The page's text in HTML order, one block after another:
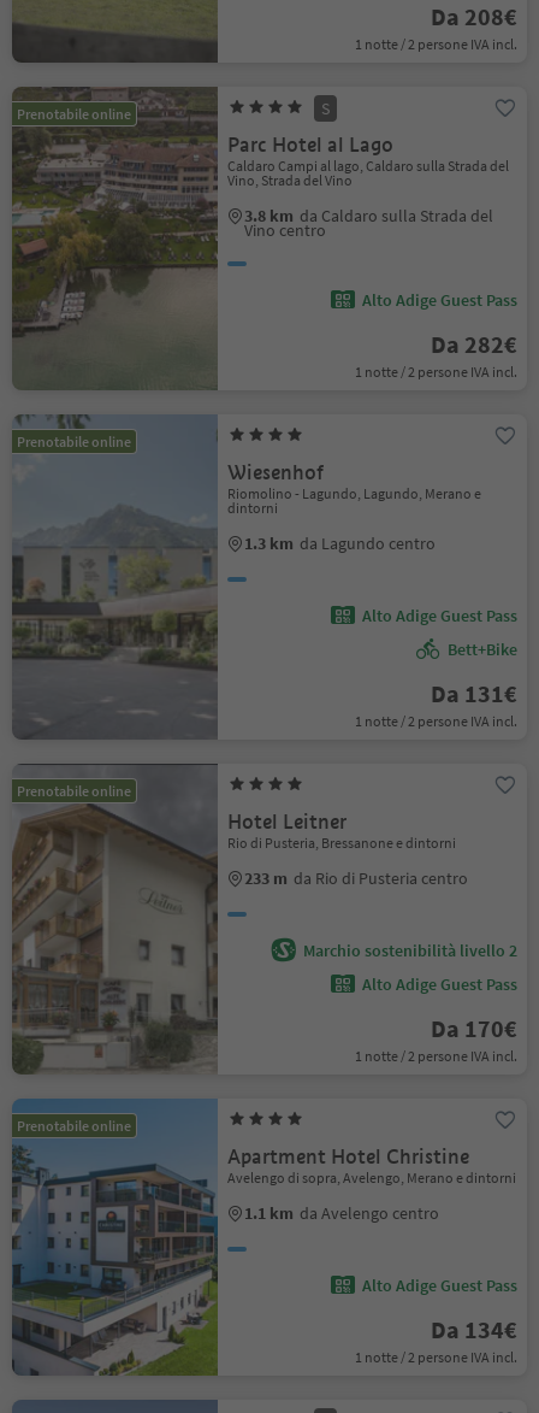
Da 208€
1 notte / 2 persone IVA incl.
Prenotabile online S
Parc Hotel al Lago
Caldaro Campi al lago, Caldaro sulla Strada del
Vino, Strada del Vino
3.8 km da Caldaro sulla Strada del
Vino centro
Alto Adige Guest Pass
Da 282€
1 notte / 2 persone IVA incl.
Prenotabile online
Wiesenhof
Riomolino - Lagundo, Lagundo, Merano e
dintorni
1.3 km da Lagundo centro
Alto Adige Guest Pass
Bett+Bike
Da 131€
1 notte / 2 persone IVA incl.
Prenotabile online
Hotel Leitner
Rio di Pusteria, Bressanone e dintorni
233 m da Rio di Pusteria centro
Marchio sostenibilità livello 2
Alto Adige Guest Pass
Da 170€
1 notte / 2 persone IVA incl.
Prenotabile online
Apartment Hotel Christine
Avelengo di sopra, Avelengo, Merano e dintorni
1.1 km da Avelengo centro
Alto Adige Guest Pass
Da 134€
1 notte / 2 persone IVA incl.